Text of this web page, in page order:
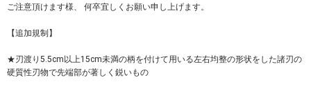
ご注意頂けます様、 何卒宜しくお願い申し上げます。
【追加規制】
★刃渡り5.5cm以上15cm未満の柄を付けて用いる左右均整の形状をした諸刃の
硬質性刃物で先端部が著しく鋭いもの